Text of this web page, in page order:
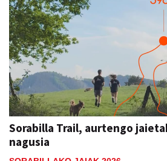
Sorabilla Trail, aurtengo
nagusia